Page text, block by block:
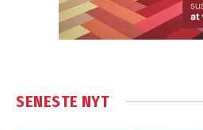
SENESTE NYT